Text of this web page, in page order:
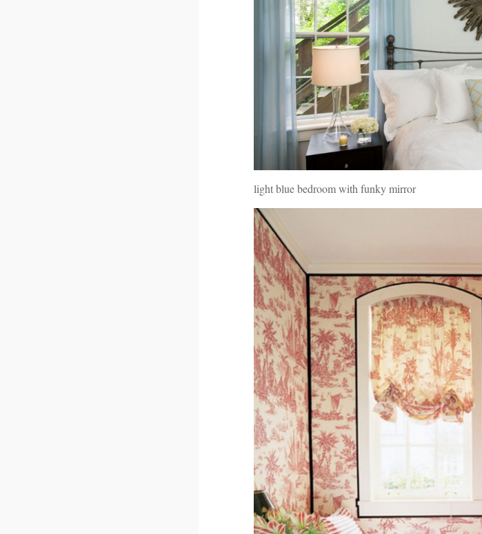
light blue bedroom with funky mirror